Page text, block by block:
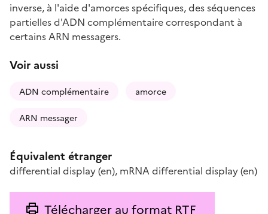
inverse, à l'aide d'amorces spécifiques, des séquences
partielles d'ADN complémentaire correspondant à
certains ARN messagers.
Voir aussi
ADN complémentaire amorce
ARN messager
Équivalent étranger
differential display(en), mRNA differential display(en)
Télécharger au format RTF